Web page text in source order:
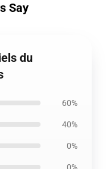
Say
du
60%
40%
0%